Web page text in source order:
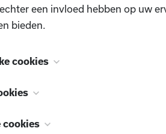
een invloed hebben op uw
bieden.
cookies
zijn noodzakelijk voor het
Ze worden meestal
uitgevoerd en die neerkomen op
ook bekend als
Heb je nog